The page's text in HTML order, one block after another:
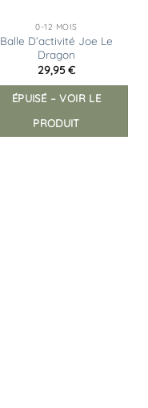
0-12 MOIS
Balle D’activité Joe Le
Dragon
29,95€
ÉPUISÉ – VOIR LE
PRODUIT